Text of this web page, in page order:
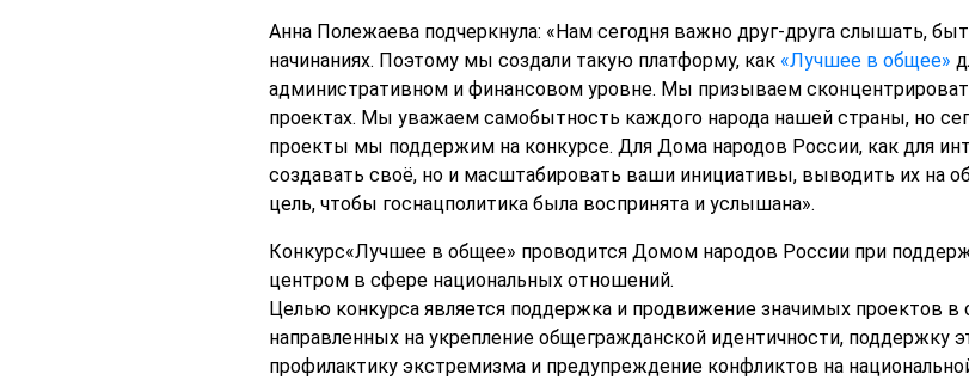
Анна Полежаева подчеркнула: «Нам сегодня важно друг-друга слышать,
начинаниях. Поэтому мы создали такую платформу, как «Лучшее в общее»
административном и финансовом уровне. Мы призываем
проектах. Мы уважаем самобытность каждого народа нашей страны, но
проекты мы поддержим на конкурсе. Для Дома народов России, как для
создавать своё, но и масштабировать ваши инициативы, выводить их на
цель, чтобы госнацполитика была воспринята и услышана».
Конкурс«Лучшее в общее» проводится Домом народов России при
центром в сфере национальных отношений.
Целью конкурса является поддержка и продвижение значимых проектов
направленных на укрепление общегражданской идентичности, поддержку
профилактику экстремизма и предупреждение конфликтов на